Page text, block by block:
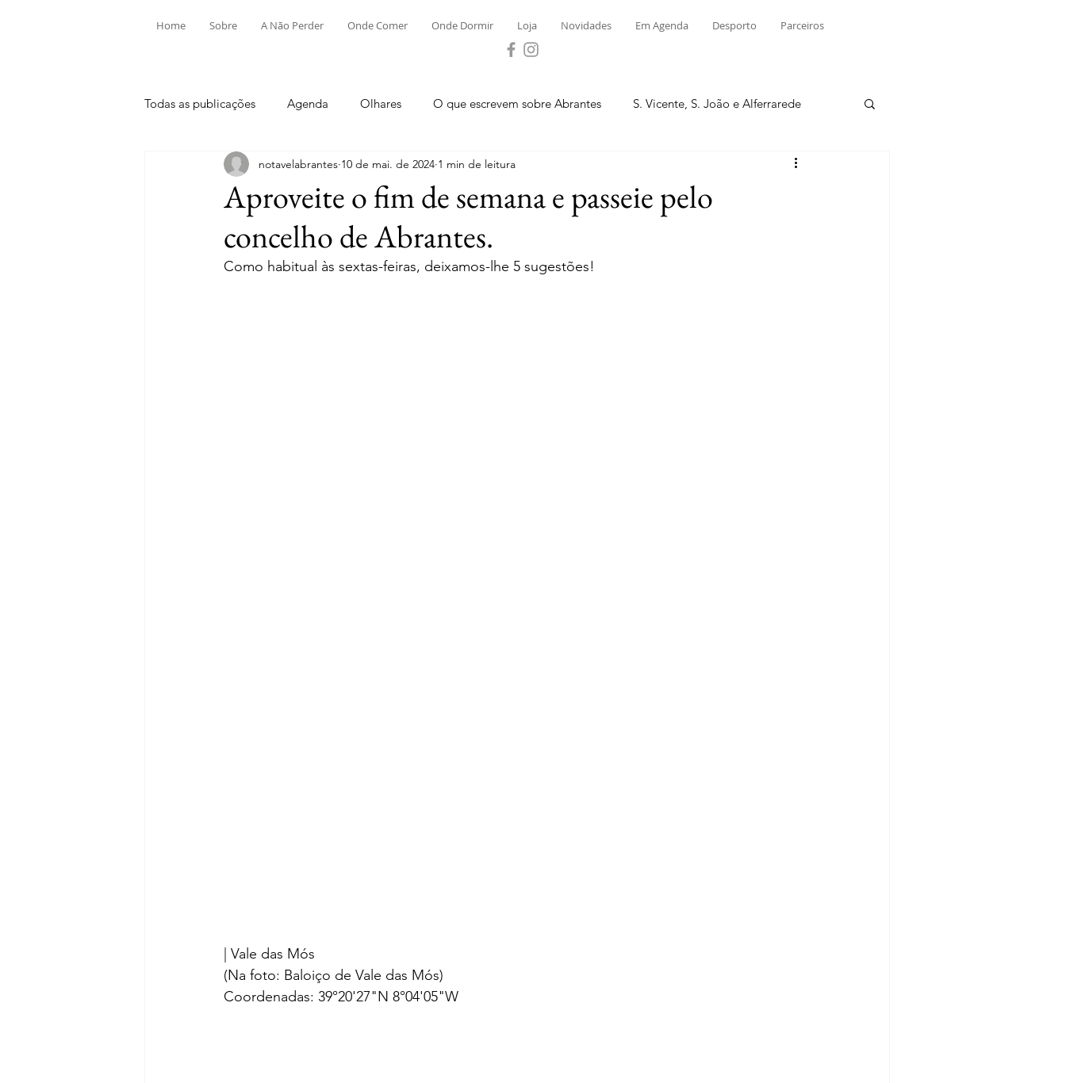
Home Sobre A Não Perder Onde Comer Onde Dormir Loja Novidades Em Agenda Desporto Parceiros
Todas as publicações Agenda Olhares O que escrevem sobre Abrantes S. Vicente, S. João e Alferrarede
Aldeia do Mato e Souto Alvega e Concavada Bemposta
Rio de Moinhos S. Facundo e Vale das Mós
Aproveite o fim de semana e passeie pelo
concelho de Abrantes.
notavelabrantes 10 de mai. de 2024 1 min de leitura
Como habitual às sextas-feiras, deixamos-lhe 5 sugestões!
| Vale das Mós
(Na foto: Baloiço de Vale das Mós)
Coordenadas: 39°20'27"N 8°04'05"W